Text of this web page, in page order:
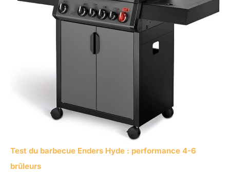
Test du barbecue Enders Hyde : performance 4-6
brûleurs